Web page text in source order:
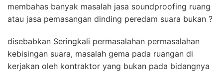
membahas banyak masalah jasa soundproofing ruang
atau jasa pemasangan dinding peredam suara bukan ?
disebabkan Seringkali permasalahan permasalahan
kebisingan suara, masalah gema pada ruangan di
kerjakan oleh kontraktor yang bukan pada bidangnya